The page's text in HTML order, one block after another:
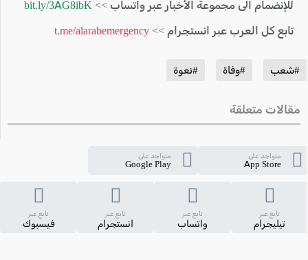
للإنضمام الى مجموعة الأخبار عبر واتساب >> bit.ly/3AG8ibK
تابع كل العرب عبر انستجرام >> t.me/alarabemergency
#شعب #وفاة #نعوة
مقالات متعلقة
متواجد على
App Store
متواجد على
Google Play
تابع عبر
تيليجرام
تابع عبر
واتساب
تابع عبر
انستجرام
تابع عبر
فيسبوك